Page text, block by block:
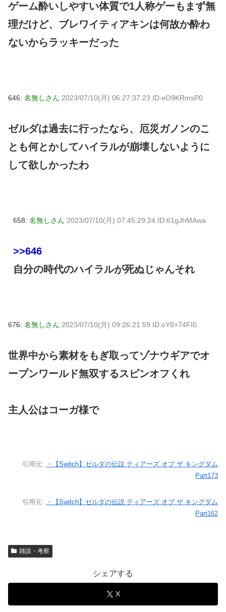
ゲーム酔いしやすい体質で1人称ゲーもまず無
理だけど、ブレワイティアキンは何故か酔わ
ないからラッキーだった
646: 名無しさん 2023/07/10(月) 06:27:37.23 ID:eO9KRmsP0
ゼルダは過去に行ったなら、厄災ガノンのこ
とも何とかしてハイラルが崩壊しないように
して欲しかったわ
658: 名無しさん 2023/07/10(月) 07:45:29.24 ID:61gJhMAwa
>>646
自分の時代のハイラルが死ぬじゃんそれ
676: 名無しさん 2023/07/10(月) 09:26:21.59 ID:oY8+74FI0
世界中から素材をもぎ取ってゾナウギアでオ
ープンワールド無双するスピンオフくれ
主人公はコーガ様で
引用元:
・【Switch】ゼルダの伝説 ティアーズ オブ ザ キングダム
Part173
引用元:
・【Switch】ゼルダの伝説 ティアーズ オブ ザ キングダム
Part162
雑談・考察
シェアする
X